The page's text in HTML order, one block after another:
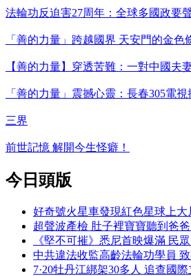
法輪功反迫害27周年：全球多國政要
「善的力量」跨越國界 天安門的金色
【善的力量】穿透苦難：一對中國夫
「善的力量」震撼心靈：長春305電視
三界
前世記憶 解開今生怪癖！
今日頭版
好奇號火星車發現紅色星球上大
超聲波產檢 肚子裡寶寶聽到爸
《堅不可摧》悉尼首映爆滿 民
中共違法收監高齡法輪功學員
7·20牡丹江綁架30多人 追查國